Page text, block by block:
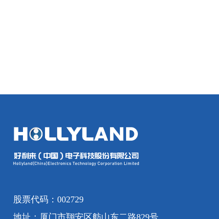
股票代码：002729
地址：厦门市翔安区舫山东二路829号